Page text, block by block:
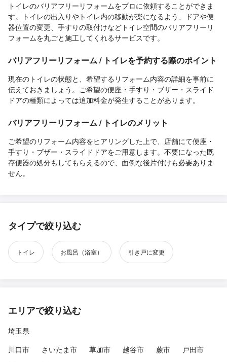
トイレのバリアフリーリフォームをプロに依頼することができま
す。トイレの出入りやトイレ内の移動が楽になるよう、ドアや便
器位置の変更、手すりの取付けなどトイレ空間のバリアフリーリ
フォームを丸ごと施工してくれるサービスです。
バリアフリーリフォーム / トイレを予約する際のポイント
現在のトイレの状態と、希望するリフォーム内容の詳細を事前に
伝えておきましょう。ご希望の便座・手すり・ブザー・スライド
ドアの種類によっては追加料金が発生することがあります。
バリアフリーリフォーム / トイレのメリット
ご希望のリフォーム内容をヒアリングした上で、店舗にて便座・
手すり・ブザー・スライドドアをご用意します。不要になった既
存便器の処分もしてもらえるので、面倒な後片付けも必要ありま
せん。
タイプで絞り込む
トイレ お風呂（浴室） 引き戸に変更
エリアで絞り込む
埼玉県
川口市
さいたま市 草加市 越谷市 蕨市
戸田市